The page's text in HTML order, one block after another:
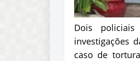
Dois
investigações
caso de